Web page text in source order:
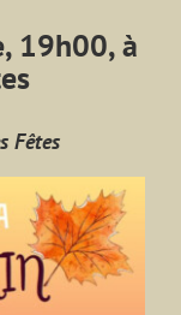
19h00, à
Fêtes